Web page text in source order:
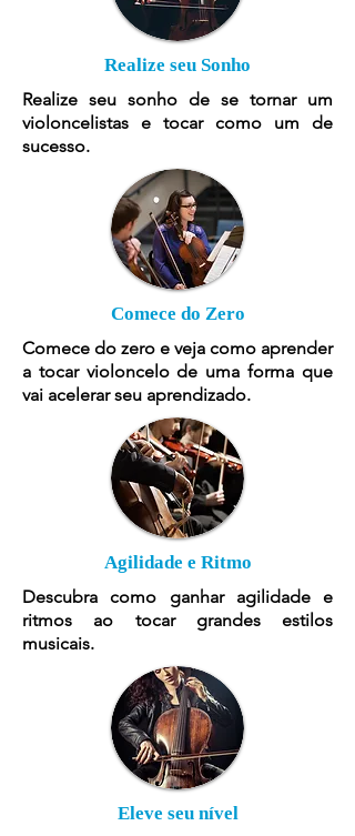
Realize seu Sonho
Realize seu sonho de se tornar um
violoncelistas e tocar como um de
sucesso.
Comece do Zero
Comece do zero e veja como aprender
a tocar violoncelo de uma forma que
vai acelerar seu aprendizado.
Agilidade e Ritmo
Descubra como ganhar agilidade e
ritmos ao tocar grandes estilos
musicais.
Eleve seu nível